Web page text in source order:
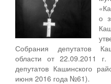
Проекты планировки
Собрание депутатов
Городское поселение
Сельские поселения
о
Собрания депутатов
области от 22.09.2011
депутатов Кашинского
июня 2016 года №61).